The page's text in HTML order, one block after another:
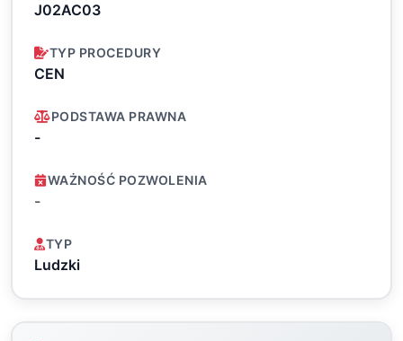
J02AC03
TYP PROCEDURY
CEN
PODSTAWA PRAWNA
-
WAŻNOŚĆ POZWOLENIA
-
TYP
Ludzki